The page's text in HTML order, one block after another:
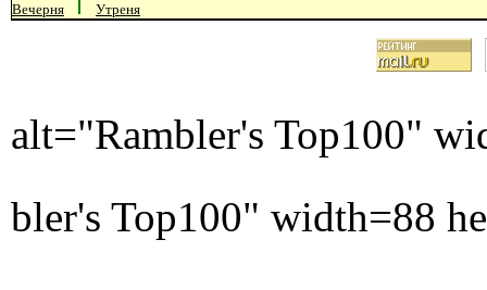
Вечерня Утреня
alt="Rambler's Top100"
bler's Top100" width=88